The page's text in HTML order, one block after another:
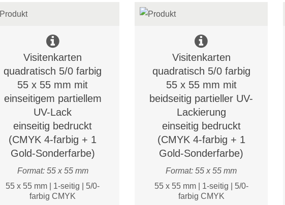
Visitenkarten
quadratisch 5/0 farbig
55 x 55 mm mit
einseitigem partiellem
UV-Lack
einseitig bedruckt
(CMYK 4-farbig + 1
Gold-Sonderfarbe)
Format: 55 x 55 mm
55 x 55 mm | 1-seitig | 5/0-
farbig CMYK
Visitenkarten
quadratisch 5/0 farbig
55 x 55 mm mit
beidseitig partieller UV-
Lackierung
einseitig bedruckt
(CMYK 4-farbig + 1
Gold-Sonderfarbe)
Format: 55 x 55 mm
55 x 55 mm | 1-seitig | 5/0-
farbig CMYK